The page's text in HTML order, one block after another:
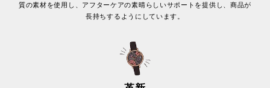
質の素材を使用し、アフターケアの素晴らしいサポートを提供し、商品が
長持ちするようにしています。